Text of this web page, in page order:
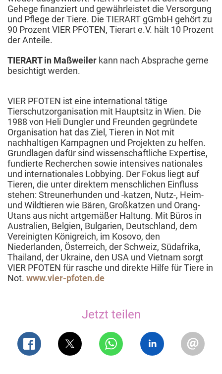
Gehege finanziert und gewährleistet die Versorgung
und Pflege der Tiere. Die TIERART gGmbH gehört zu
90 Prozent VIER PFOTEN, Tierart e.V. hält 10 Prozent
der Anteile.
TIERART in Maßweiler kann nach Absprache gerne
besichtigt werden.
VIER PFOTEN ist eine international tätige
Tierschutzorganisation mit Hauptsitz in Wien. Die
1988 von Heli Dungler und Freunden gegründete
Organisation hat das Ziel, Tieren in Not mit
nachhaltigen Kampagnen und Projekten zu helfen.
Grundlagen dafür sind wissenschaftliche Expertise,
fundierte Recherchen sowie intensives nationales
und internationales Lobbying. Der Fokus liegt auf
Tieren, die unter direktem menschlichen Einfluss
stehen: Streunerhunden und -katzen, Nutz-, Heim-
und Wildtieren wie Bären, Großkatzen und Orang-
Utans aus nicht artgemäßer Haltung. Mit Büros in
Australien, Belgien, Bulgarien, Deutschland, dem
Vereinigten Königreich, im Kosovo, den
Niederlanden, Österreich, der Schweiz, Südafrika,
Thailand, der Ukraine, den USA und Vietnam sorgt
VIER PFOTEN für rasche und direkte Hilfe für Tiere in
Not. www.vier-pfoten.de
Jetzt teilen